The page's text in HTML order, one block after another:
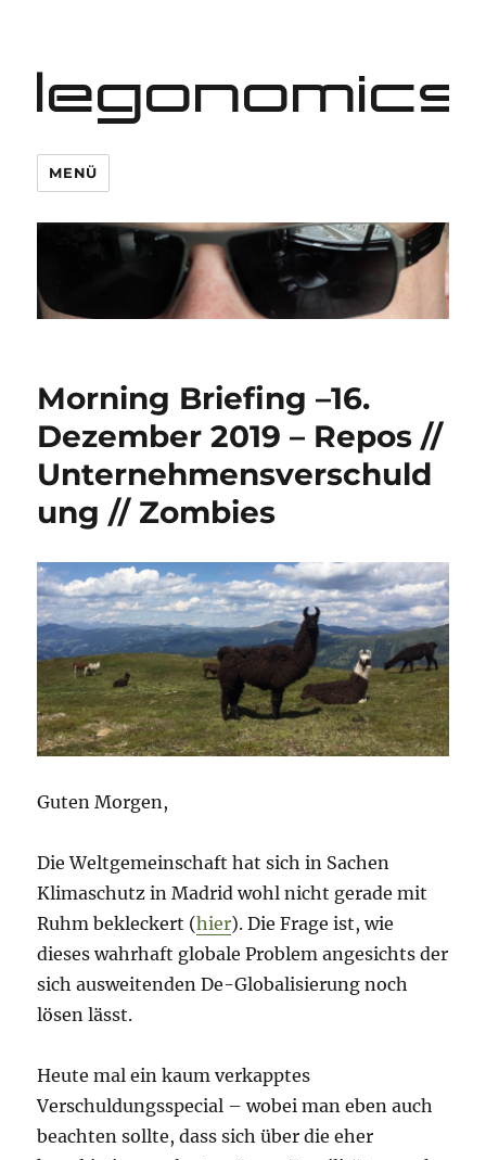
legonomics
MENÜ
Morning Briefing –16.
Dezember 2019 – Repos //
Unternehmensverschuld
ung // Zombies
Guten Morgen,
Die Weltgemeinschaft hat sich in Sachen
Klimaschutz in Madrid wohl nicht gerade mit
Ruhm bekleckert (hier). Die Frage ist, wie
dieses wahrhaft globale Problem angesichts der
sich ausweitenden De-Globalisierung noch
lösen lässt.
Heute mal ein kaum verkapptes
Verschuldungsspecial – wobei man eben auch
beachten sollte, dass sich über die eher